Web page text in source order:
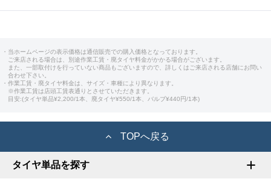
・当ホームページの表示価格は通信販売での購入価格となっております。
ご来店される場合は、別途作業工賃・廃タイヤ料金がかかる場合がございます。
また、一部取付けを行っていない商品もございますので、詳しくはご来店される店舗にお問い
合わせ下さい。
・作業工賃・廃タイヤ料金は、サイズ・車種により異なります。
※作業工賃は店頭工賃表通りとさせていただきます。
目安:(タイヤ単品¥2,200/1本、廃タイヤ¥550/1本、バルブ¥440円/1本)
TOPへ戻る
タイヤ単品を探す